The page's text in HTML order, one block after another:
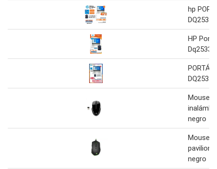
hp
HP
Dq2533la
Mouse
negro
Mouse
pavilion
negro